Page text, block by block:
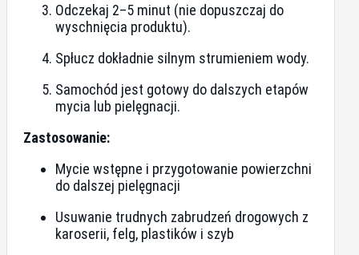
Odczekaj 2–5 minut (nie dopuszczaj do
wyschnięcia produktu).
Spłucz dokładnie silnym strumieniem wody.
Samochód jest gotowy do dalszych etapów
mycia lub pielęgnacji.
Zastosowanie:
Mycie wstępne i przygotowanie powierzchni
do dalszej pielęgnacji
Usuwanie trudnych zabrudzeń drogowych z
karoserii, felg, plastików i szyb